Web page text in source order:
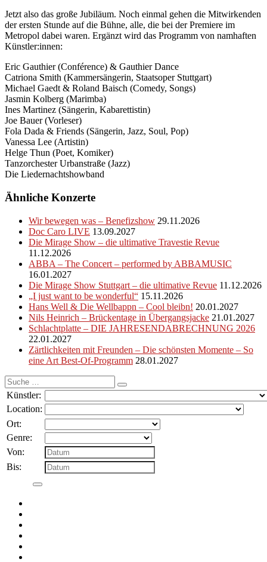
Jetzt also das große Jubiläum. Noch einmal gehen die Mitwirkenden
der ersten Stunde auf die Bühne, alle, die bei der Premiere im
Metropol dabei waren. Ergänzt wird das Programm von namhaften
Künstler:innen:
Eric Gauthier (Conférence) & Gauthier Dance
Catriona Smith (Kammersängerin, Staatsoper Stuttgart)
Michael Gaedt & Roland Baisch (Comedy, Songs)
Jasmin Kolberg (Marimba)
Ines Martinez (Sängerin, Kabarettistin)
Joe Bauer (Vorleser)
Fola Dada & Friends (Sängerin, Jazz, Soul, Pop)
Vanessa Lee (Artistin)
Helge Thun (Poet, Komiker)
Tanzorchester Urbanstraße (Jazz)
Die Liedernachtshowband
Ähnliche Konzerte
Wir bewegen was – Benefizshow 29.11.2026
Doc Caro LIVE 13.09.2027
Die Mirage Show – die ultimative Travestie Revue
11.12.2026
ABBA – The Concert – performed by ABBAMUSIC
16.01.2027
Die Mirage Show Stuttgart – die ultimative Revue 11.12.2026
„I just want to be wonderful“ 15.11.2026
Hans Well & Die Wellbappn – Cool bleibn! 20.01.2027
Nils Heinrich – Brückentage in Übergangsjacke 21.01.2027
Schlachtplatte – DIE JAHRESENDABRECHNUNG 2026
22.01.2027
Zärtlichkeiten mit Freunden – Die schönsten Momente – So
eine Art Best-Of-Programm 28.01.2027
Suche
nach:
Künstler:
Location:
Ort:
Genre:
Von:
Bis: